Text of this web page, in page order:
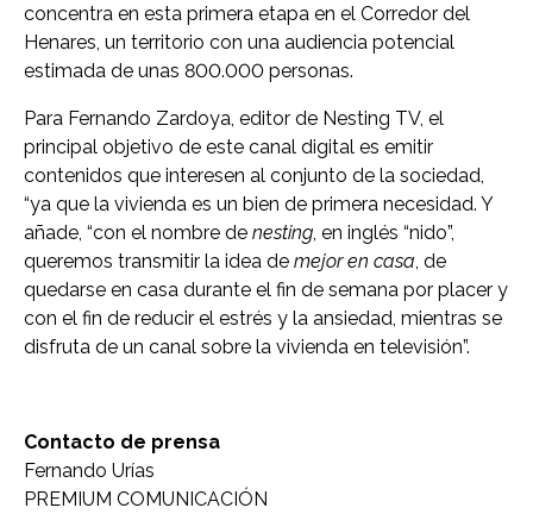
concentra en esta primera etapa en el Corredor del
Henares, un territorio con una audiencia potencial
estimada de unas 800.000 personas.
Para Fernando Zardoya, editor de Nesting TV, el
principal objetivo de este canal digital es emitir
contenidos que interesen al conjunto de la sociedad,
“ya que la vivienda es un bien de primera necesidad. Y
añade, “con el nombre de nesting , en inglés “nido”,
queremos transmitir la idea de mejor en casa , de
quedarse en casa durante el fin de semana por placer y
con el fin de reducir el estrés y la ansiedad, mientras se
disfruta de un canal sobre la vivienda en televisión”.
Contacto de prensa
Fernando Urías
PREMIUM COMUNICACIÓN